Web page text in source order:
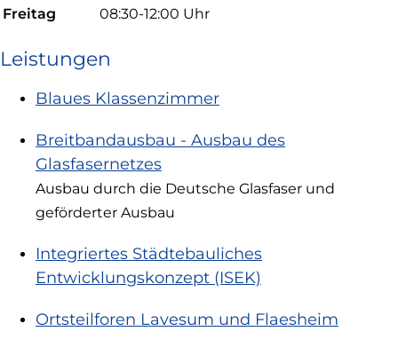
Freitag
08:30-12:00 Uhr
Leistungen
Blaues Klassenzimmer
Breitbandausbau - Ausbau des
Glasfasernetzes
Ausbau durch die Deutsche Glasfaser und
geförderter Ausbau
Integriertes Städtebauliches
Entwicklungskonzept (ISEK)
Ortsteilforen Lavesum und Flaesheim